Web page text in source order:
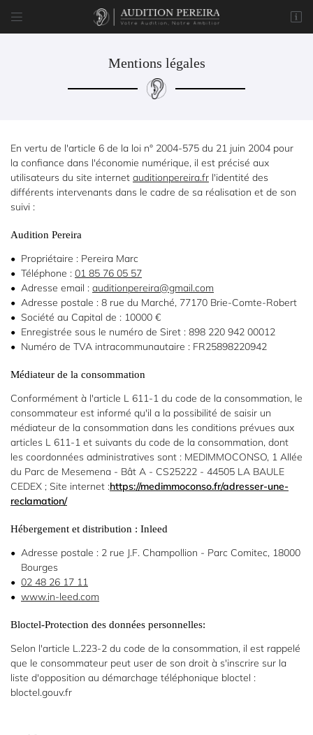
 

 Code Captcha
 Rafraîchir le captcha
En cochant cette case, vous consentez à recevoir nos propositions commerciales à
l'adresse email indiqué ci-dessus. Vous pouvez vous désinscrire à tout moment en
utilisant
le formulaire de désinscription
Mentions légales
En vertu de l'article 6 de la loi n° 2004-575 du 21 juin 2004 pour
la confiance dans l'économie numérique, il est précisé aux
utilisateurs du site internet auditionpereira.fr l'identité des
différents intervenants dans le cadre de sa réalisation et de son
suivi :
Audition Pereira
Propriétaire : Pereira Marc
Téléphone : 01 85 76 05 57
Adresse email :
Adresse postale : 8 rue du Marché, 77170 Brie-Comte-Robert
Société au Capital de : 10000 €
Enregistrée sous le numéro de Siret : 898 220 942 00012
Numéro de TVA intracommunautaire : FR25898220942
Médiateur de la consommation
Conformément à l'article L 611-1 du code de la consommation, le
consommateur est informé qu'il a la possibilité de saisir un
médiateur de la consommation dans les conditions prévues aux
articles L 611-1 et suivants du code de la consommation, dont
les coordonnées administratives sont : MEDIMMOCONSO, 1 Allée
du Parc de Mesemena - Bât A - CS25222 - 44505 LA BAULE
CEDEX ; Site internet :https://medimmoconso.fr/adresser-une-
reclamation/
Hébergement et distribution : Inleed
Adresse postale : 2 rue J.F. Champollion - Parc Comitec, 18000
Bourges
02 48 26 17 11
www.in-leed.com
Bloctel-Protection des données personnelles:
Selon l'article L.223-2 du code de la consommation, il est rappelé
que le consommateur peut user de son droit à s'inscrire sur la
liste d'opposition au démarchage téléphonique bloctel :
bloctel.gouv.fr